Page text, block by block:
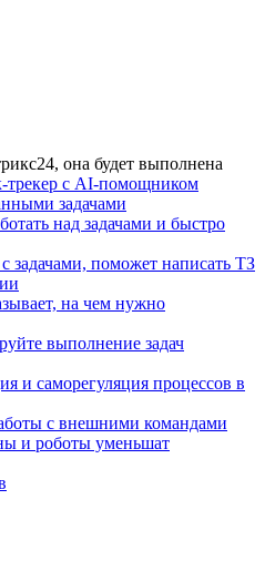
она будет выполнена
трекер с AI-помощником
задачами
над задачами и быстро
с задачами, поможет написать ТЗ
на чем нужно
выполнение задач
и саморегуляция процессов в
с внешними командами
и роботы уменьшат